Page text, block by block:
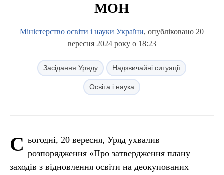
МОН
Міністерство освіти і науки України, опубліковано 20
вересня 2024 року о 18:23
Засідання Уряду Надзвичайні ситуації
Освіта і наука
С ьогодні, 20 вересня, Уряд ухвалив
розпорядження «Про затвердження плану
заходів з відновлення освіти на деокупованих